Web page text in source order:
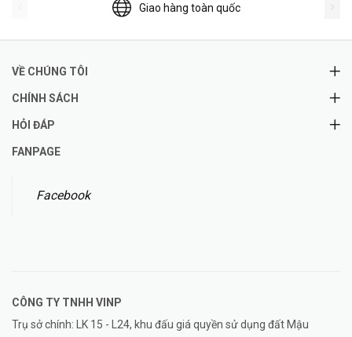
Giao hàng toàn quốc
VỀ CHÚNG TÔI
CHÍNH SÁCH
HỎI ĐÁP
FANPAGE
Facebook
CÔNG TY TNHH VINP
Trụ sở chính: LK 15 - L24, khu đấu giá quyền sử dụng đất Mậu